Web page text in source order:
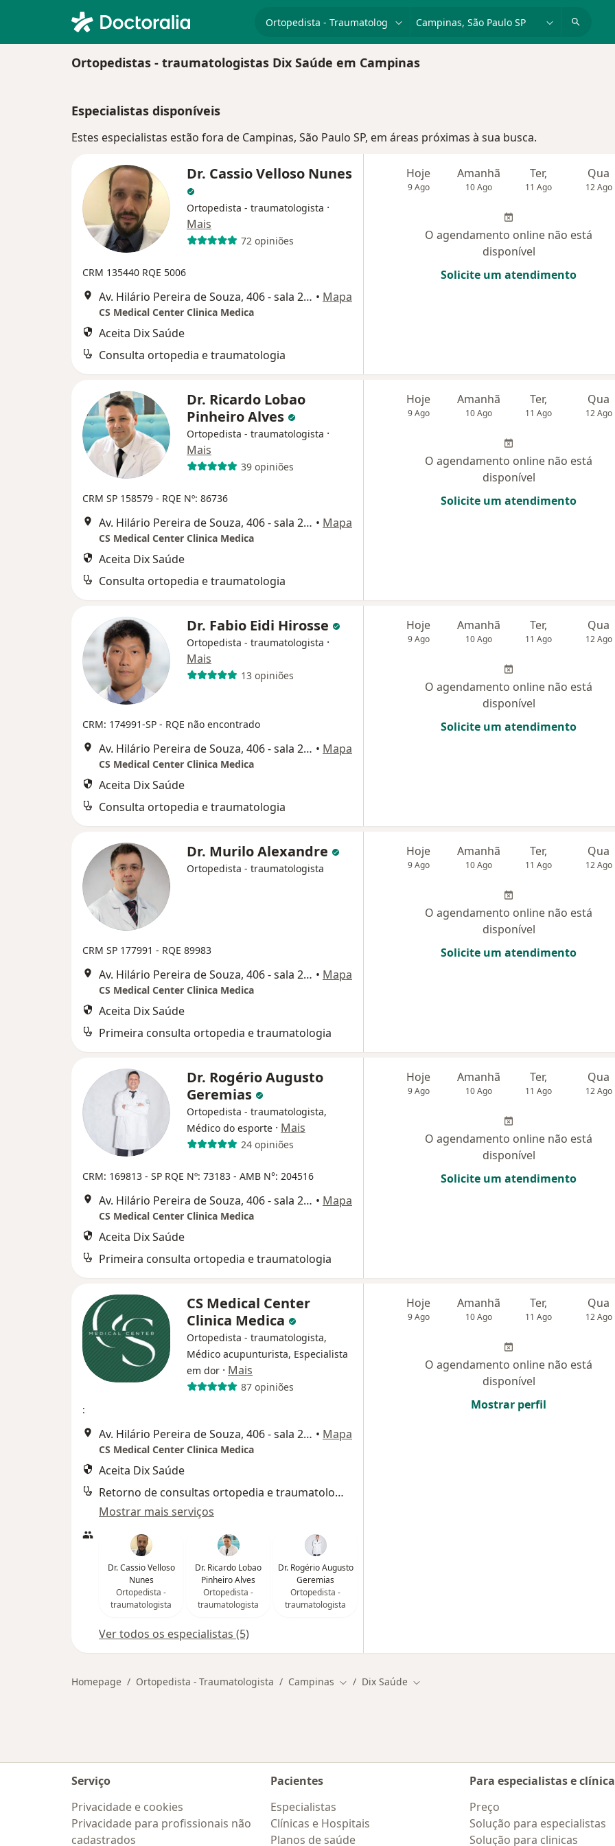
Ortopedistas - traumatologistas Dix Saúde em Campinas
Especialistas disponíveis
Estes especialistas estão fora de Campinas, São Paulo SP, em áreas próximas à sua busca.
Dr. Cassio Velloso Nunes
Ortopedista - traumatologista ·
Mais
72 opiniões
CRM 135440 RQE 5006
Av. Hilário Pereira de Souza, 406 - sala 2111 bloco 2, Osasco • Mapa
CS Medical Center Clinica Medica
Aceita Dix Saúde
Consulta ortopedia e traumatologia
Hoje
9 Ago
Amanhã
10 Ago
Ter,
11 Ago
Qua
12 Ago
O agendamento online não está
disponível
Solicite um atendimento
Dr. Ricardo Lobao
Pinheiro Alves
Ortopedista - traumatologista ·
Mais
39 opiniões
CRM SP 158579 - RQE Nº: 86736
Av. Hilário Pereira de Souza, 406 - sala 2111 bloco 2, Osasco • Mapa
CS Medical Center Clinica Medica
Aceita Dix Saúde
Consulta ortopedia e traumatologia
Hoje
9 Ago
Amanhã
10 Ago
Ter,
11 Ago
Qua
12 Ago
O agendamento online não está
disponível
Solicite um atendimento
Dr. Fabio Eidi Hirosse
Ortopedista - traumatologista ·
Mais
13 opiniões
CRM: 174991-SP - RQE não encontrado
Av. Hilário Pereira de Souza, 406 - sala 2111 bloco 2, Osasco • Mapa
CS Medical Center Clinica Medica
Aceita Dix Saúde
Consulta ortopedia e traumatologia
Hoje
9 Ago
Amanhã
10 Ago
Ter,
11 Ago
Qua
12 Ago
O agendamento online não está
disponível
Solicite um atendimento
Dr. Murilo Alexandre
Ortopedista - traumatologista
CRM SP 177991 - RQE 89983
Av. Hilário Pereira de Souza, 406 - sala 2111 bloco 2, Osasco • Mapa
CS Medical Center Clinica Medica
Aceita Dix Saúde
Primeira consulta ortopedia e traumatologia
Hoje
9 Ago
Amanhã
10 Ago
Ter,
11 Ago
Qua
12 Ago
O agendamento online não está
disponível
Solicite um atendimento
Dr. Rogério Augusto
Geremias
Ortopedista - traumatologista,
Médico do esporte · Mais
24 opiniões
CRM: 169813 - SP RQE Nº: 73183 - AMB N°: 204516
Av. Hilário Pereira de Souza, 406 - sala 2111 bloco 2, Osasco • Mapa
CS Medical Center Clinica Medica
Aceita Dix Saúde
Primeira consulta ortopedia e traumatologia
Hoje
9 Ago
Amanhã
10 Ago
Ter,
11 Ago
Qua
12 Ago
O agendamento online não está
disponível
Solicite um atendimento
CS Medical Center
Clinica Medica
Ortopedista - traumatologista,
Médico acupunturista, Especialista
em dor · Mais
87 opiniões
:
Av. Hilário Pereira de Souza, 406 - sala 2111 bloco 2, Osasco • Mapa
CS Medical Center Clinica Medica
Aceita Dix Saúde
Retorno de consultas ortopedia e traumatologia
Mostrar mais serviços
Dr. Cassio Velloso
Nunes
Ortopedista -
traumatologista
Dr. Ricardo Lobao
Pinheiro Alves
Ortopedista -
traumatologista
Dr. Rogério Augusto
Geremias
Ortopedista -
traumatologista
Ver todos os especialistas (5)
Hoje
9 Ago
Amanhã
10 Ago
Ter,
11 Ago
Qua
12 Ago
O agendamento online não está
disponível
Mostrar perfil
Homepage Ortopedista - Traumatologista Campinas Mudar de cidade
Dix Saúde Mudar de cidade
Serviço
Privacidade e cookies
Privacidade para profissionais não
cadastrados
Pacientes
Especialistas
Clínicas e Hospitais
Planos de saúde
Para especialistas e
Preço
Solução para especialistas
Solução para clinicas